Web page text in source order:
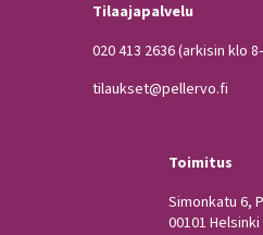
Tilaajapalvelu
020 413 2636(arkisin klo
tilaukset@pellervo.fi
Toimitus
Simonkatu 6,
00101 Helsinki